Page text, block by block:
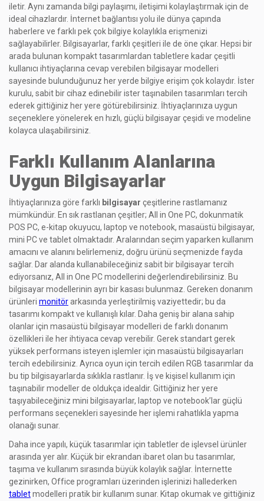
iletir. Aynı zamanda bilgi paylaşımı, iletişimi kolaylaştırmak için de
ideal cihazlardır. İnternet bağlantısı yolu ile dünya çapında
haberlere ve farklı pek çok bilgiye kolaylıkla erişmenizi
sağlayabilirler. Bilgisayarlar, farklı çeşitleri ile de öne çıkar. Hepsi bir
arada bulunan kompakt tasarımlardan tabletlere kadar çeşitli
kullanıcı ihtiyaçlarına cevap verebilen bilgisayar modelleri
sayesinde bulunduğunuz her yerde bilgiye erişim çok kolaydır. İster
kurulu, sabit bir cihaz edinebilir ister taşınabilen tasarımları tercih
ederek gittiğiniz her yere götürebilirsiniz. İhtiyaçlarınıza uygun
seçeneklere yönelerek en hızlı, güçlü bilgisayar çeşidi ve modeline
kolayca ulaşabilirsiniz.
Farklı Kullanım Alanlarına
Uygun Bilgisayarlar
İhtiyaçlarınıza göre farklı bilgisayar çeşitlerine rastlamanız
mümkündür. En sık rastlanan çeşitler; All in One PC, dokunmatik
POS PC, e-kitap okuyucu, laptop ve notebook, masaüstü bilgisayar,
mini PC ve tablet olmaktadır. Aralarından seçim yaparken kullanım
amacını ve alanını belirlemeniz, doğru ürünü seçmenizde fayda
sağlar. Dar alanda kullanabileceğiniz sabit bir bilgisayar tercih
ediyorsanız, All in One PC modellerini değerlendirebilirsiniz. Bu
bilgisayar modellerinin ayrı bir kasası bulunmaz. Gereken donanım
ürünleri monitörarkasında yerleştirilmiş vaziyettedir; bu da
tasarımı kompakt ve kullanışlı kılar. Daha geniş bir alana sahip
olanlar için masaüstü bilgisayar modelleri de farklı donanım
özellikleri ile her ihtiyaca cevap verebilir. Gerek standart gerek
yüksek performans isteyen işlemler için masaüstü bilgisayarları
tercih edebilirsiniz. Ayrıca oyun için tercih edilen RGB tasarımlar da
bu tip bilgisayarlarda sıklıkla rastlanır. İş ve kişisel kullanım için
taşınabilir modeller de oldukça idealdir. Gittiğiniz her yere
taşıyabileceğiniz mini bilgisayarlar, laptop ve notebook’lar güçlü
performans seçenekleri sayesinde her işlemi rahatlıkla yapma
olanağı sunar.
Daha ince yapılı, küçük tasarımlar için tabletler de işlevsel ürünler
arasında yer alır. Küçük bir ekrandan ibaret olan bu tasarımlar,
taşıma ve kullanım sırasında büyük kolaylık sağlar. İnternette
gezinirken, Office programları üzerinden işlerinizi hallederken
tabletmodelleri pratik bir kullanım sunar. Kitap okumak ve gittiğiniz